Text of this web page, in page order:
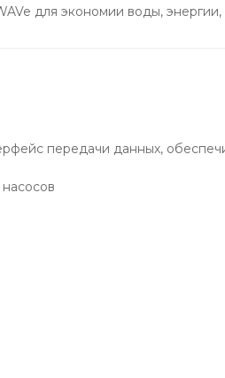
для экономии воды,
передачи данных,